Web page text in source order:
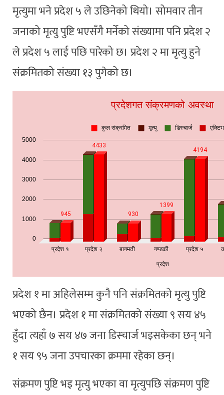
मृत्युमा भने प्रदेश ५ ले उछिनेको थियो। सोमवार तीन
जनाको मृत्यु पुष्टि भएसँगै मर्नेको संख्यामा पनि प्रदेश २
ले प्रदेश ५ लाई पछि पारेको छ। प्रदेश २ मा मृत्यु हुने
संक्रमितको संख्या १३ पुगेको छ।
प्रदेश १ मा अहिलेसम्म कुनै पनि संक्रमितको मृत्यु पुष्टि
भएको छैन। प्रदेश १ मा संक्रमितको संख्या ९ सय ४५
हुँदा त्यहाँ ७ सय ४७ जना डिस्चार्ज भइसकेका छन् भने
१ सय ९५ जना उपचारका क्रममा रहेका छन्।
संक्रमण पुष्टि भइ मृत्यु भएका वा मृत्युपछि संक्रमण पुष्टि